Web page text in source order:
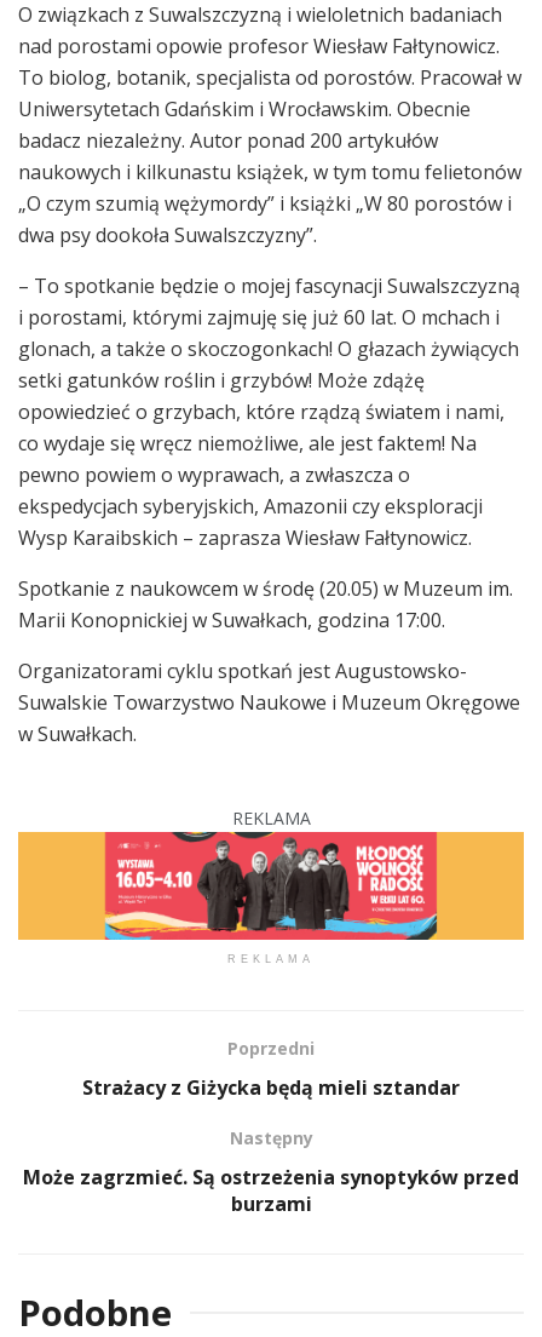
O związkach z Suwalszczyzną i wieloletnich badaniach
nad porostami opowie profesor Wiesław Fałtynowicz.
To biolog, botanik, specjalista od porostów. Pracował w
Uniwersytetach Gdańskim i Wrocławskim. Obecnie
badacz niezależny. Autor ponad 200 artykułów
naukowych i kilkunastu książek, w tym tomu felietonów
„O czym szumią wężymordy” i książki „W 80 porostów i
dwa psy dookoła Suwalszczyzny”.
– To spotkanie będzie o mojej fascynacji Suwalszczyzną
i porostami, którymi zajmuję się już 60 lat. O mchach i
glonach, a także o skoczogonkach! O głazach żywiących
setki gatunków roślin i grzybów! Może zdążę
opowiedzieć o grzybach, które rządzą światem i nami,
co wydaje się wręcz niemożliwe, ale jest faktem! Na
pewno powiem o wyprawach, a zwłaszcza o
ekspedycjach syberyjskich, Amazonii czy eksploracji
Wysp Karaibskich – zaprasza Wiesław Fałtynowicz.
Spotkanie z naukowcem w środę (20.05) w Muzeum im.
Marii Konopnickiej w Suwałkach, godzina 17:00.
Organizatorami cyklu spotkań jest Augustowsko-
Suwalskie Towarzystwo Naukowe i Muzeum Okręgowe
w Suwałkach.
REKLAMA
REKLAMA
Poprzedni
Strażacy z Giżycka będą mieli sztandar
Następny
Może zagrzmieć. Są ostrzeżenia synoptyków przed
burzami
Podobne